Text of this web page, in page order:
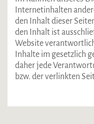
Internetinhalten
den Inhalt dieser
den Inhalt ist
Website
Inhalte im gesetzlich
daher jede
bzw. der verlinkten